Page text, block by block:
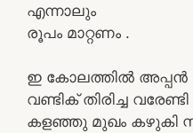
എന്നാലും
രൂപം മാറ്റണം .
ഇ കോലത്തിൽ
വണ്ടിക് തിരിച്ച
കളഞ്ഞു മുഖം കഴുകി